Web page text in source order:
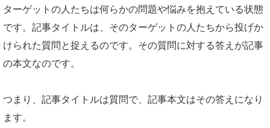
ターゲットの人たちは何らかの問題や悩みを抱えている状態
です。記事タイトルは、そのターゲットの人たちから投げか
けられた質問と捉えるのです。その質問に対する答えが記事
の本文なのです。
つまり、記事タイトルは質問で、記事本文はその答えになり
ます。